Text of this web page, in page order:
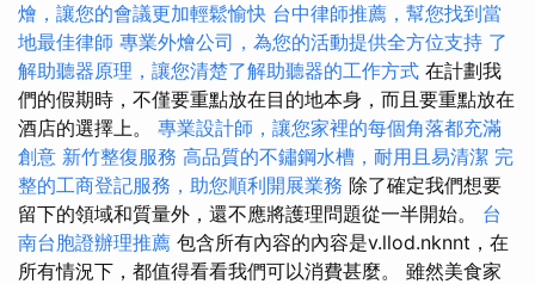
燴，讓您的會議更加輕鬆愉快 台中律師推薦，幫您找到當
地最佳律師 專業外燴公司，為您的活動提供全方位支持 了
解助聽器原理，讓您清楚了解助聽器的工作方式 在計劃我
們的假期時，不僅要重點放在目的地本身，而且要重點放在
酒店的選擇上。 專業設計師，讓您家裡的每個角落都充滿
創意 新竹整復服務 高品質的不鏽鋼水槽，耐用且易清潔 完
整的工商登記服務，助您順利開展業務 除了確定我們想要
留下的領域和質量外，還不應將護理問題從一半開始。 台
南台胞證辦理推薦 包含所有內容的內容是v.llod.nknnt，在
所有情況下，都值得看看我們可以消費甚麼。 雖然美食家